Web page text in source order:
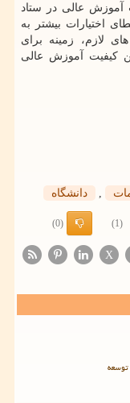
آموزش عالی در ستاد
اختیارات بیشتر به
لازم، زمینه برای
کیفیت آموزش عالی
, دانشگاه
(1)
(0)
X